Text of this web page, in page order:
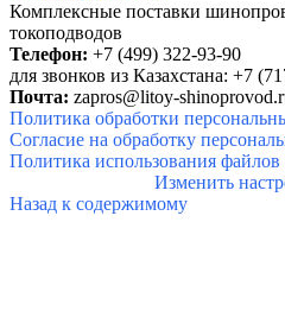
Комплексные поставки
токоподводов
Телефон: +7 (499) 322-93-90
для звонков из Казахстана: +7
Почта: zapros@litoy-
Политика обработки
Согласие на обработку
Политика использования файлов
Изменить
Назад к содержимому